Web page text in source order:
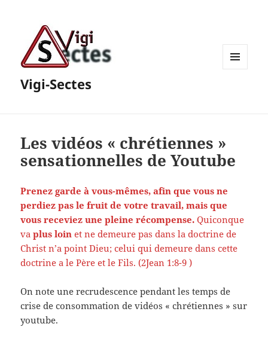
Vigi-Sectes
Les vidéos « chrétiennes »
sensationnelles de Youtube
Prenez garde à vous-mêmes, afin que vous ne
perdiez pas le fruit de votre travail, mais que
vous receviez une pleine récompense. Quiconque
va plus loinet ne demeure pas dans la doctrine de
Christ n’a point Dieu; celui qui demeure dans cette
doctrine a le Père et le Fils. (2Jean 1:8-9 )
On note une recrudescence pendant les temps de
crise de consommation de vidéos « chrétiennes » sur
youtube.